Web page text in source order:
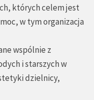
których celem jest
w tym organizacja
wspólnie z
i starszych w
dzielnicy,